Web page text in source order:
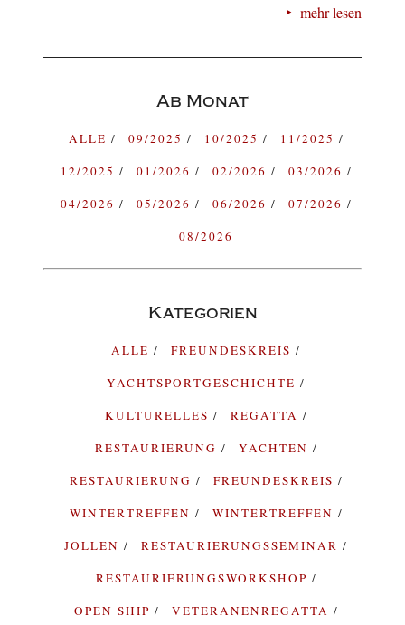
mehr lesen
Ab Monat
ALLE 09/2025 10/2025
11/2025
12/2025
01/2026 02/2026
03/2026
04/2026
05/2026 06/2026
07/2026
08/2026
Kategorien
ALLE
FREUNDESKREIS
YACHTSPORTGESCHICHTE
KULTURELLES
REGATTA
RESTAURIERUNG
YACHTEN
RESTAURIERUNG
FREUNDESKREIS
WINTERTREFFEN
WINTERTREFFEN
JOLLEN
RESTAURIERUNGSSEMINAR
RESTAURIERUNGSWORKSHOP
OPEN SHIP
VETERANENREGATTA